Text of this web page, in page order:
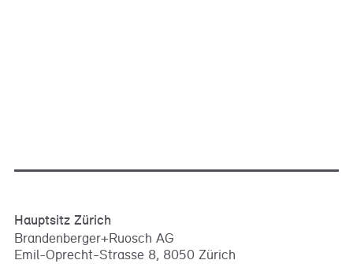
Hauptsitz Zürich
Brandenberger+Ruosch AG
Emil-Oprecht-Strasse 8, 8050 Zürich